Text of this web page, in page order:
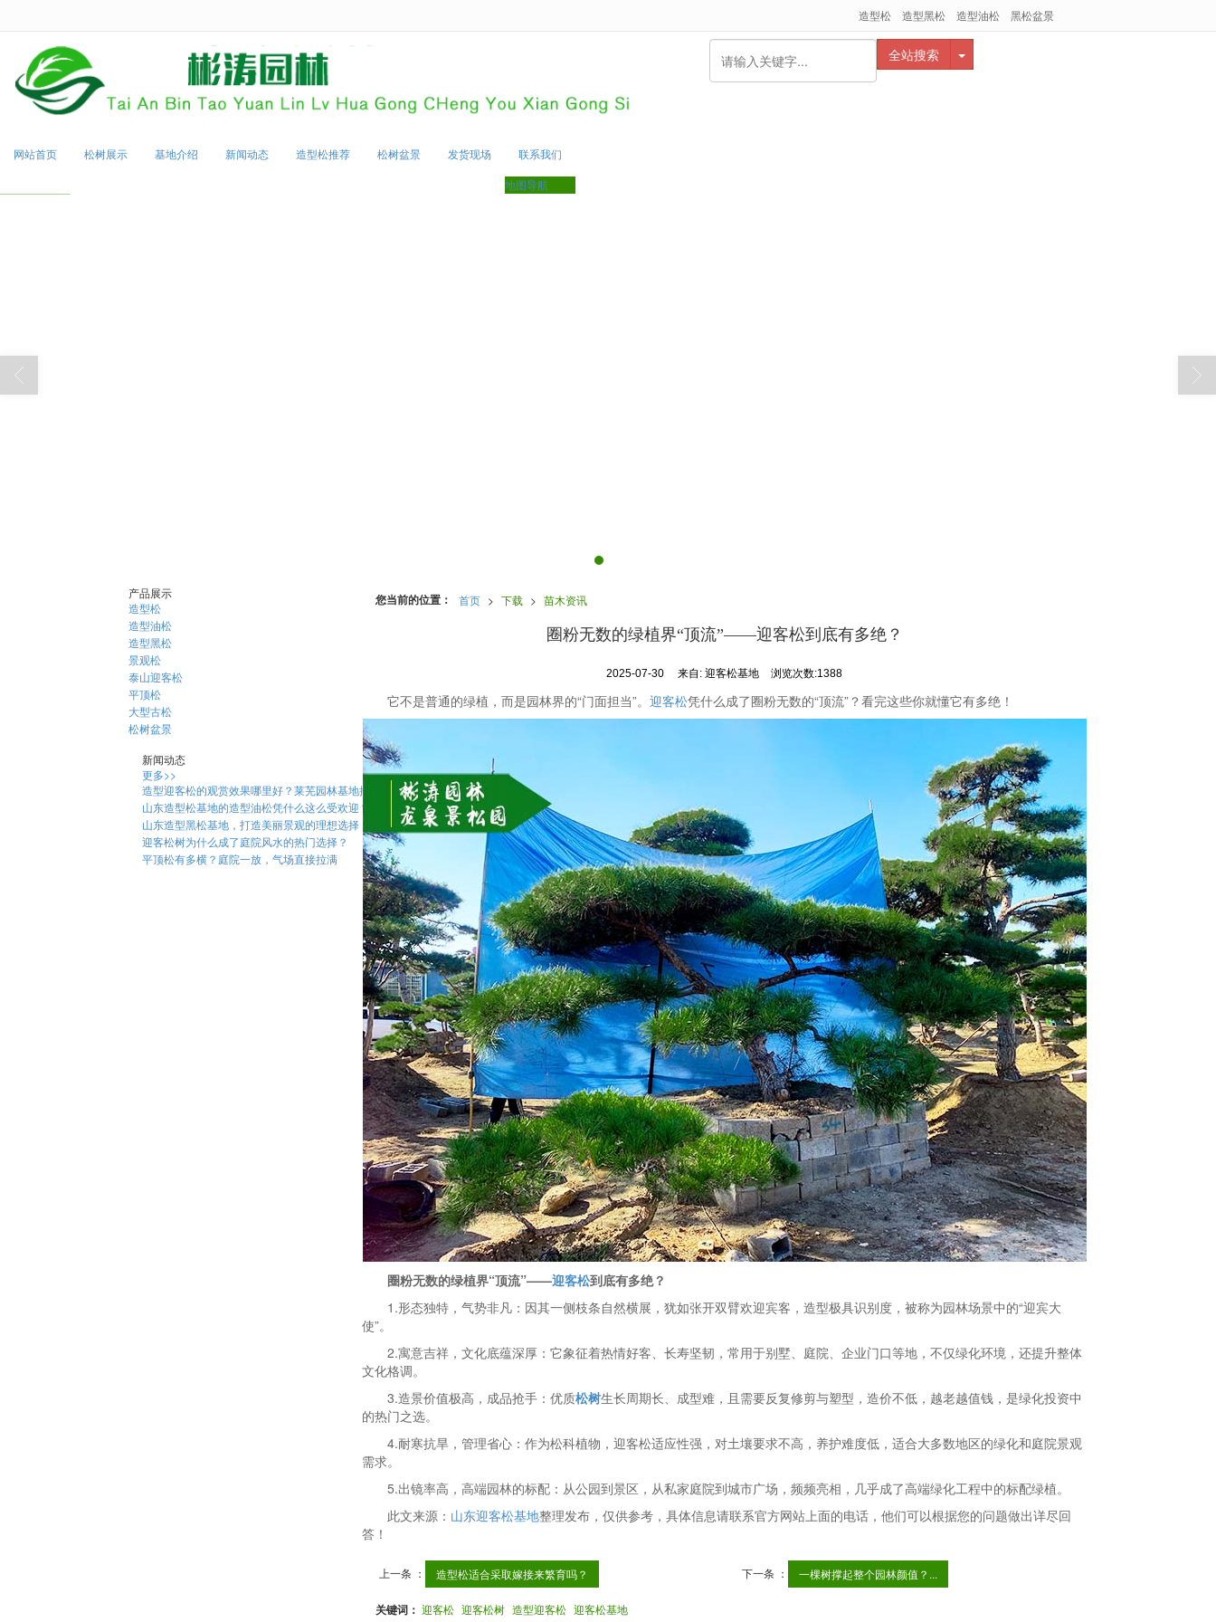
造型松 造型黑松 造型油松 黑松盆景
全站搜索
网站首页 松树展示 基地介绍 新闻动态 造型松推荐 松树盆景 发货现场
联系我们
地图导航
您当前的位置： 首页 > 下载 > 苗木资讯
圈粉无数的绿植界“顶流”——迎客松到底有多绝？
2025-07-30 来自:迎客松基地 浏览次数:1388
它不是普通的绿植，而是园林界的“门面担当”。 迎客松凭什么成了圈粉无数的“顶流”？看完这些你就懂它有多绝！
圈粉无数的绿植界“顶流”——迎客松到底有多绝？
1.形态独特，气势非凡：因其一侧枝条自然横展，犹如张开双臂欢迎宾客，造型极具识别度，被称为园林场景中的“迎宾大
使”。
2.寓意吉祥，文化底蕴深厚：它象征着热情好客、长寿坚韧，常用于别墅、庭院、企业门口等地，不仅绿化环境，还提升整体
文化格调。
3.造景价值极高，成品抢手：优质松树生长周期长、成型难，且需要反复修剪与塑型，造价不低，越老越值钱，是绿化投资中
的热门之选。
4.耐寒抗旱，管理省心：作为松科植物，迎客松适应性强，对土壤要求不高，养护难度低，适合大多数地区的绿化和庭院景观
需求。
5.出镜率高，高端园林的标配：从公园到景区，从私家庭院到城市广场，频频亮相，几乎成了高端绿化工程中的标配绿植。
此文来源： 山东迎客松基地整理发布，仅供参考，具体信息请联系官方网站上面的电话，他们可以根据您的问题做出详尽回
答！
上一条 ： 造型松适合采取嫁接来繁育吗？ 下一条 ： 一棵树撑起整个园林颜值？...
关键词： 迎客松 迎客松树 造型迎客松 迎客松基地
产品展示
造型松
造型油松
造型黑松
景观松
泰山迎客松
平顶松
大型古松
松树盆景
新闻动态
更多>>
造型迎客松的观赏效果哪里好？莱芜园林基地揭秘
山东造型松基地的造型油松凭什么这么受欢迎？
山东造型黑松基地，打造美丽景观的理想选择！
迎客松树为什么成了庭院风水的热门选择？
平顶松有多横？庭院一放，气场直接拉满